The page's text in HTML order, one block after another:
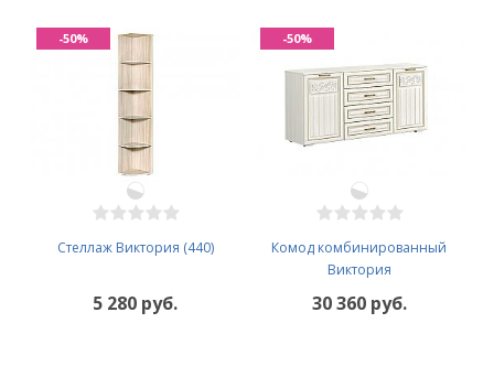
Стеллаж Виктория (440)
5 280 руб.
-50%
Комод комбинированный
Виктория
30 360 руб.
-50%